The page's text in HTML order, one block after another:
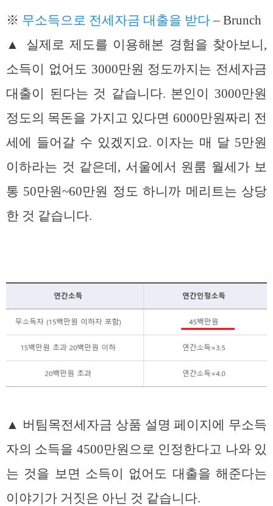
※ 무소득으로 전세자금 대출을 받다– Brunch
▲ 실제로 제도를 이용해본 경험을 찾아보니,
소득이 없어도 3000만원 정도까지는 전세자금
대출이 된다는 것 같습니다. 본인이 3000만원
정도의 목돈을 가지고 있다면 6000만원짜리 전
세에 들어갈 수 있겠지요. 이자는 매 달 5만원
이하라는 것 같은데, 서울에서 원룸 월세가 보
통 50만원~60만원 정도 하니까 메리트는 상당
한 것 같습니다.
▲ 버팀목전세자금 상품 설명 페이지에 무소득
자의 소득을 4500만원으로 인정한다고 나와 있
는 것을 보면 소득이 없어도 대출을 해준다는
이야기가 거짓은 아닌 것 같습니다.